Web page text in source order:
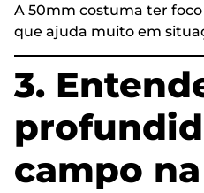
A 50mm costuma ter foco
que ajuda muito em
3.
campo